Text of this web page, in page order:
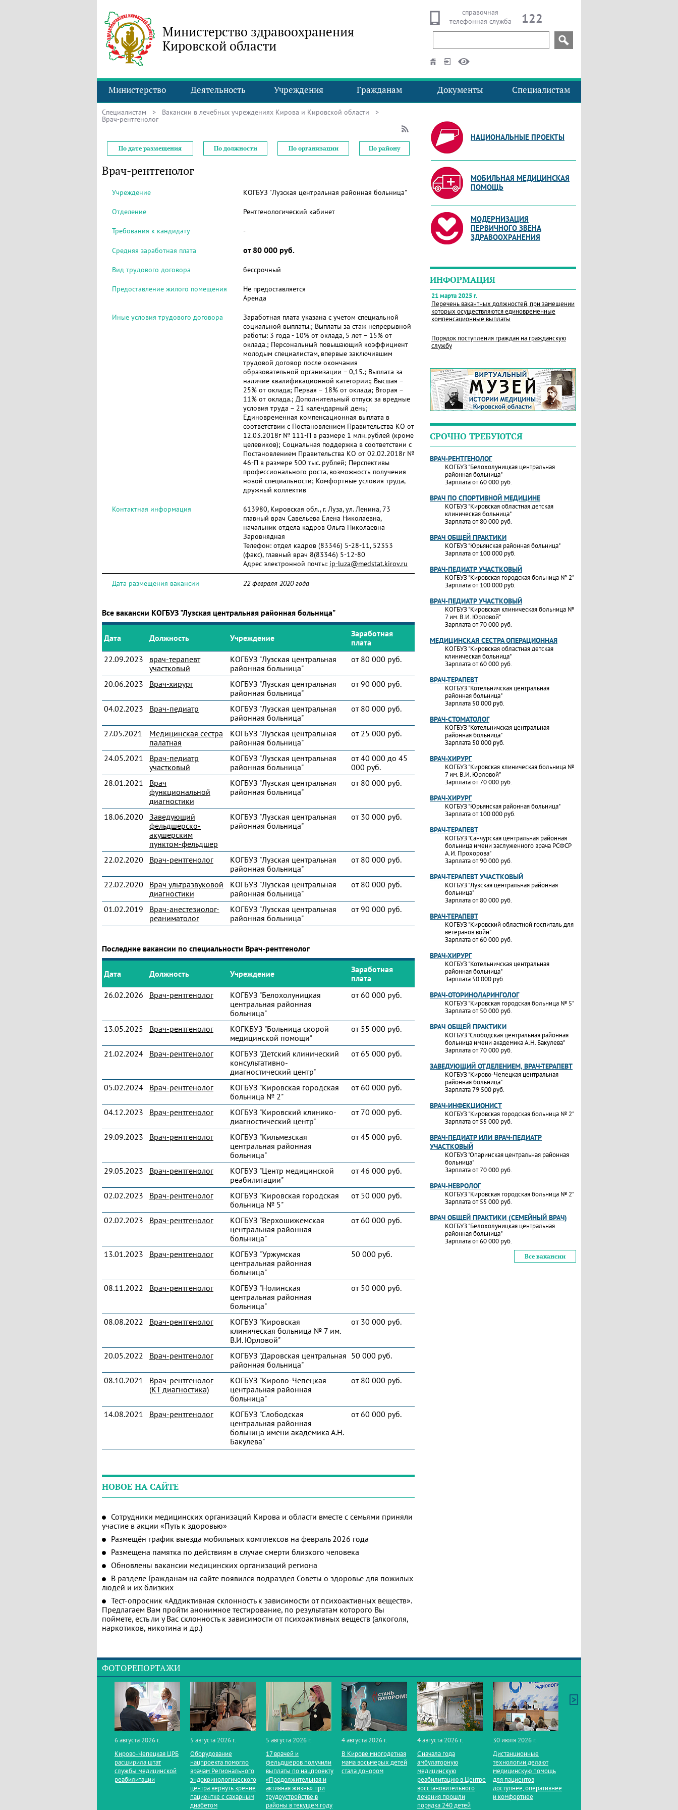
Министерство здравоохранения
Кировской области
справочная
телефонная служба
122
Министерство Деятельность Учреждения Гражданам Документы Специалистам
Специалистам > Вакансии в лечебных учреждениях Кирова и Кировской области >
Врач-рентгенолог
По дате размещения По должности По организации По району
Врач-рентгенолог
Учреждение КОГБУЗ "Лузская центральная районная больница"
Отделение Рентгенологический кабинет
Требования к кандидату -
Средняя заработная плата от 80 000 руб.
Вид трудового договора бессрочный
Предоставление жилого помещения
Не предоставляется
Аренда
Иные условия трудового договора
Заработная плата указана с учетом специальной
социальной выплаты.; Выплаты за стаж непрерывной
работы: 3 года - 10% от оклада, 5 лет – 15% от
оклада.; Персональный повышающий коэффициент
молодым специалистам, впервые заключившим
трудовой договор после окончания
образовательной организации – 0,15.; Выплата за
наличие квалификационной категории:; Высшая –
25% от оклада; Первая – 18% от оклада; Вторая –
11% от оклада.; Дополнительный отпуск за вредные
условия труда – 21 календарный день;
Единовременная компенсационная выплата в
соответствии с Постановлением Правительства КО от
12.03.2018г № 111-П в размере 1 млн.рублей (кроме
целевиков); Социальная поддержка в соответствии с
Постановлением Правительства КО от 02.02.2018г №
46-П в размере 500 тыс. рублей; Перспективы
профессионального роста, возможность получения
новой специальности; Комфортные условия труда,
дружный коллектив
Контактная информация
613980, Кировская обл., г. Луза, ул. Ленина, 73
главный врач Савельева Елена Николаевна,
начальник отдела кадров Ольга Николаевна
Заровнядная
Телефон: отдел кадров (83346) 5-28-11, 52353
(факс), главный врач 8(83346) 5-12-80
Адрес электронной почты: ip-luza@medstat.kirov.ru
Дата размещения вакансии 22 февраля 2020 года
Все вакансии КОГБУЗ "Лузская центральная районная больница"
Дата Должность Учреждение
Заработная
плата
22.09.2023
врач-терапевт
участковый
КОГБУЗ "Лузская центральная
районная больница"
от 80 000 руб.
20.06.2023 Врач-хирург
КОГБУЗ "Лузская центральная
районная больница"
от 90 000 руб.
04.02.2023 Врач-педиатр
КОГБУЗ "Лузская центральная
районная больница"
от 80 000 руб.
27.05.2021
Медицинская сестра
палатная
КОГБУЗ "Лузская центральная
районная больница"
от 25 000 руб.
24.05.2021
Врач-педиатр
участковый
КОГБУЗ "Лузская центральная
районная больница"
от 40 000 до 45
000 руб.
28.01.2021
Врач
функциональной
диагностики
КОГБУЗ "Лузская центральная
районная больница"
от 80 000 руб.
18.06.2020
Заведующий
фельдшерско-
акушерским
пунктом-фельдшер
КОГБУЗ "Лузская центральная
районная больница"
от 30 000 руб.
22.02.2020 Врач-рентгенолог
КОГБУЗ "Лузская центральная
районная больница"
от 80 000 руб.
22.02.2020
Врач ультразвуковой
диагностики
КОГБУЗ "Лузская центральная
районная больница"
от 80 000 руб.
01.02.2019
Врач-анестезиолог-
реаниматолог
КОГБУЗ "Лузская центральная
районная больница"
от 90 000 руб.
Последние вакансии по специальности Врач-рентгенолог
Дата Должность Учреждение
Заработная
плата
26.02.2026
Врач-рентгенолог
КОГБУЗ "Белохолуницкая
центральная районная
больница"
от 60 000 руб.
13.05.2025 Врач-рентгенолог
КОГКБУЗ "Больница скорой
медицинской помощи"
от 55 000 руб.
21.02.2024 Врач-рентгенолог
КОГБУЗ "Детский клинический
консультативно-
диагностический центр"
от 65 000 руб.
05.02.2024 Врач-рентгенолог
КОГБУЗ "Кировская городская
больница № 2"
от 60 000 руб.
04.12.2023 Врач-рентгенолог
КОГБУЗ "Кировский клинико-
диагностический центр"
от 70 000 руб.
29.09.2023 Врач-рентгенолог
КОГБУЗ "Кильмезская
центральная районная
больница"
от 45 000 руб.
29.05.2023 Врач-рентгенолог
КОГБУЗ "Центр медицинской
реабилитации"
от 46 000 руб.
02.02.2023 Врач-рентгенолог
КОГБУЗ "Кировская городская
больница № 5"
от 50 000 руб.
02.02.2023 Врач-рентгенолог
КОГБУЗ "Верхошижемская
центральная районная
больница"
от 60 000 руб.
13.01.2023 Врач-рентгенолог
КОГБУЗ "Уржумская
центральная районная
больница"
50 000 руб.
08.11.2022 Врач-рентгенолог
КОГБУЗ "Нолинская
центральная районная
больница"
от 50 000 руб.
08.08.2022 Врач-рентгенолог
КОГБУЗ "Кировская
клиническая больница № 7 им.
В.И. Юрловой"
от 30 000 руб.
20.05.2022 Врач-рентгенолог
КОГБУЗ "Даровская центральная
районная больница"
50 000 руб.
08.10.2021
Врач-рентгенолог
(КТ диагностика)
КОГБУЗ "Кирово-Чепецкая
центральная районная
больница"
от 80 000 руб.
14.08.2021 Врач-рентгенолог
КОГБУЗ "Слободская
центральная районная
больница имени академика А.Н.
Бакулева"
от 60 000 руб.
НОВОЕ НА САЙТЕ
Сотрудники медицинских организаций Кирова и области вместе с семьями приняли
участие в акции «Путь к здоровью»
Размещён график выезда мобильных комплексов на февраль 2026 года
Размещена памятка по действиям в случае смерти близкого человека
Обновлены вакансии медицинских организаций региона
В разделе Гражданам на сайте появился подраздел Советы о здоровье для пожилых
людей и их близких
Тест-опросник «Аддиктивная склонность к зависимости от психоактивных веществ».
Предлагаем Вам пройти анонимное тестирование, по результатам которого Вы
поймете, есть ли у Вас склонность к зависимости от психоактивных веществ (алкоголя,
наркотиков, никотина и др.)
НАЦИОНАЛЬНЫЕ ПРОЕКТЫ
МОБИЛЬНАЯ МЕДИЦИНСКАЯ
ПОМОЩЬ
МОДЕРНИЗАЦИЯ
ПЕРВИЧНОГО ЗВЕНА
ЗДРАВООХРАНЕНИЯ
ИНФОРМАЦИЯ
21 марта 2025 г.
Перечень вакантных должностей, при замещении
которых осуществляются единовременные
компенсационные выплаты
Порядок поступления граждан на гражданскую
службу
СРОЧНО ТРЕБУЮТСЯ
ВРАЧ-РЕНТГЕНОЛОГ
КОГБУЗ "Белохолуницкая центральная
районная больница"
Зарплата от 60 000 руб.
ВРАЧ ПО СПОРТИВНОЙ МЕДИЦИНЕ
КОГБУЗ "Кировская областная детская
клиническая больница"
Зарплата от 80 000 руб.
ВРАЧ ОБЩЕЙ ПРАКТИКИ
КОГБУЗ "Юрьянская районная больница"
Зарплата от 100 000 руб.
ВРАЧ-ПЕДИАТР УЧАСТКОВЫЙ
КОГБУЗ "Кировская городская больница № 2"
Зарплата от 100 000 руб.
ВРАЧ-ПЕДИАТР УЧАСТКОВЫЙ
КОГБУЗ "Кировская клиническая больница №
7 им. В.И. Юрловой"
Зарплата от 70 000 руб.
МЕДИЦИНСКАЯ СЕСТРА ОПЕРАЦИОННАЯ
КОГБУЗ "Кировская областная детская
клиническая больница"
Зарплата от 60 000 руб.
ВРАЧ-ТЕРАПЕВТ
КОГБУЗ "Котельничская центральная
районная больница"
Зарплата 50 000 руб.
ВРАЧ-СТОМАТОЛОГ
КОГБУЗ "Котельничская центральная
районная больница"
Зарплата 50 000 руб.
ВРАЧ-ХИРУРГ
КОГБУЗ "Кировская клиническая больница №
7 им. В.И. Юрловой"
Зарплата от 70 000 руб.
ВРАЧ-ХИРУРГ
КОГБУЗ "Юрьянская районная больница"
Зарплата от 100 000 руб.
ВРАЧ-ТЕРАПЕВТ
КОГБУЗ "Санчурская центральная районная
больница имени заслуженного врача РСФСР
А.И. Прохорова"
Зарплата от 90 000 руб.
ВРАЧ-ТЕРАПЕВТ УЧАСТКОВЫЙ
КОГБУЗ "Лузская центральная районная
больница"
Зарплата от 80 000 руб.
ВРАЧ-ТЕРАПЕВТ
КОГБУЗ "Кировский областной госпиталь для
ветеранов войн"
Зарплата от 60 000 руб.
ВРАЧ-ХИРУРГ
КОГБУЗ "Котельничская центральная
районная больница"
Зарплата 50 000 руб.
ВРАЧ-ОТОРИНОЛАРИНГОЛОГ
КОГБУЗ "Кировская городская больница № 5"
Зарплата от 50 000 руб.
ВРАЧ ОБЩЕЙ ПРАКТИКИ
КОГБУЗ "Слободская центральная районная
больница имени академика А.Н. Бакулева"
Зарплата от 70 000 руб.
ЗАВЕДУЮЩИЙ ОТДЕЛЕНИЕМ, ВРАЧ-ТЕРАПЕВТ
КОГБУЗ "Кирово-Чепецкая центральная
районная больница"
Зарплата 79 500 руб.
ВРАЧ-ИНФЕКЦИОНИСТ
КОГБУЗ "Кировская городская больница № 2"
Зарплата от 55 000 руб.
ВРАЧ-ПЕДИАТР ИЛИ ВРАЧ-ПЕДИАТР
УЧАСТКОВЫЙ
КОГБУЗ "Опаринская центральная районная
больница"
Зарплата от 70 000 руб.
ВРАЧ-НЕВРОЛОГ
КОГБУЗ "Кировская городская больница № 2"
Зарплата от 55 000 руб.
ВРАЧ ОБЩЕЙ ПРАКТИКИ (СЕМЕЙНЫЙ ВРАЧ)
КОГБУЗ "Белохолуницкая центральная
районная больница"
Зарплата от 60 000 руб.
Все вакансии
ФОТОРЕПОРТАЖИ
6 августа 2026 г.
Кирово‑Чепецкая ЦРБ
расширила штат
службы медицинской
реабилитации
5 августа 2026 г.
Оборудование
нацпроекта помогло
врачам Регионального
эндокринологического
центра вернуть зрение
пациентке с сахарным
диабетом
5 августа 2026 г.
17 врачей и
фельдшеров получили
выплаты по нацпроекту
«Продолжительная и
активная жизнь» при
трудоустройстве в
районы в текущем году
4 августа 2026 г.
В Кирове многодетная
мама восьмерых детей
стала донором
4 августа 2026 г.
С начала года
амбулаторную
медицинскую
реабилитацию в Центре
восстановительного
лечения прошли
порядка 240 детей
30 июля 2026 г.
Дистанционные
технологии делают
медицинскую помощь
для пациентов
доступнее, оперативнее
и комфортнее